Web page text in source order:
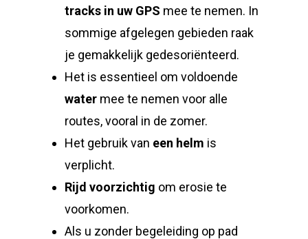
tracks in uw GPS mee te nemen. In
sommige afgelegen gebieden raak
je gemakkelijk gedesoriënteerd.
Het is essentieel om voldoende
water mee te nemen voor alle
routes, vooral in de zomer.
Het gebruik van een helm is
verplicht.
Rijd voorzichtig om erosie te
voorkomen.
Als u zonder begeleiding op pad